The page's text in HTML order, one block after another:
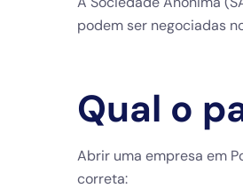
podem ser negociadas
Qual o
Abrir uma empresa em
correta: